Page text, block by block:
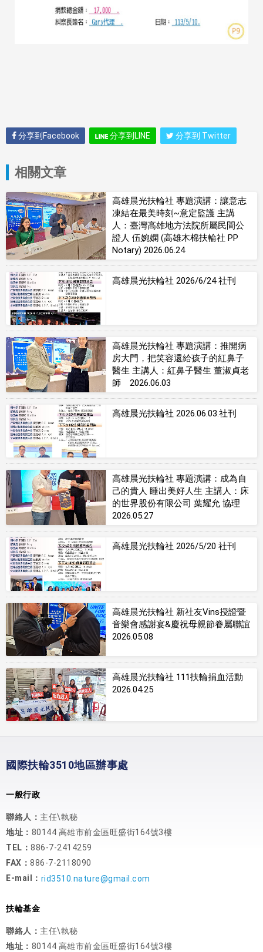
分享到Facebook 分享到LINE 分享到 Twitter
相關文章
高雄晨光扶輪社 專題演講：讓意志
凍結在最美時刻~意定監護 主講
人：臺灣高雄地方法院所屬民間公
證人 伍婉嫻 (高雄木棉扶輪社 PP
Notary) 2026.06.24
高雄晨光扶輪社 2026/6/24 社刊
高雄晨光扶輪社 專題演講：推開病
房大門，把笑容還給孩子的紅鼻子
醫生 主講人：紅鼻子醫生 董淑貞老
師 2026.06.03
高雄晨光扶輪社 2026.06.03.社刊
高雄晨光扶輪社 專題演講：成為自
己的貴人 睡出美好人生 主講人：床
的世界股份有限公司 葉耀允 協理
2026.05.27
高雄晨光扶輪社 2026/5/20 社刊
高雄晨光扶輪社 新社友Vins授證暨
音樂會感謝宴&慶祝母親節眷屬聯誼
2026.05.08
高雄晨光扶輪社 111扶輪捐血活動
2026.04.25
國際扶輪3510地區辦事處
一般行政
聯絡人： 主任\執秘
地址： 80144 高雄市前金區旺盛街164號3樓
TEL： 886-7-2414259
FAX： 886-7-2118090
E-mail： rid3510.nature@gmail.com
扶輪基金
聯絡人： 主任\執秘
地址： 80144 高雄市前金區旺盛街164號3樓